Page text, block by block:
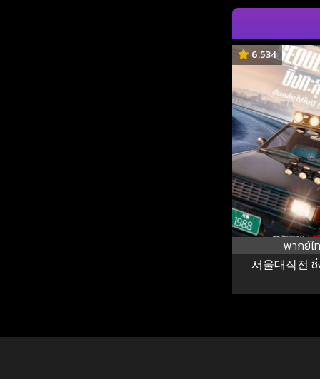
6.534
พากย์ไ
서울대작전 ซิ่